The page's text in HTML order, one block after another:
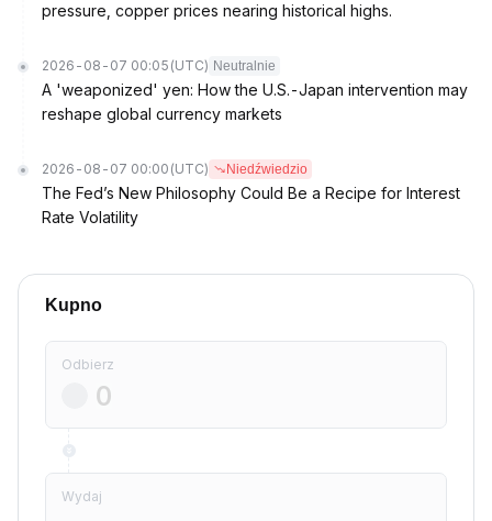
pressure, copper prices nearing historical highs.
2026-08-07 00:05 (UTC) Neutralnie
A 'weaponized' yen: How the U.S.-Japan intervention may
reshape global currency markets
2026-08-07 00:00 (UTC) Niedźwiedzio
The Fed’s New Philosophy Could Be a Recipe for Interest
Rate Volatility
Kupno
Odbierz
Wydaj